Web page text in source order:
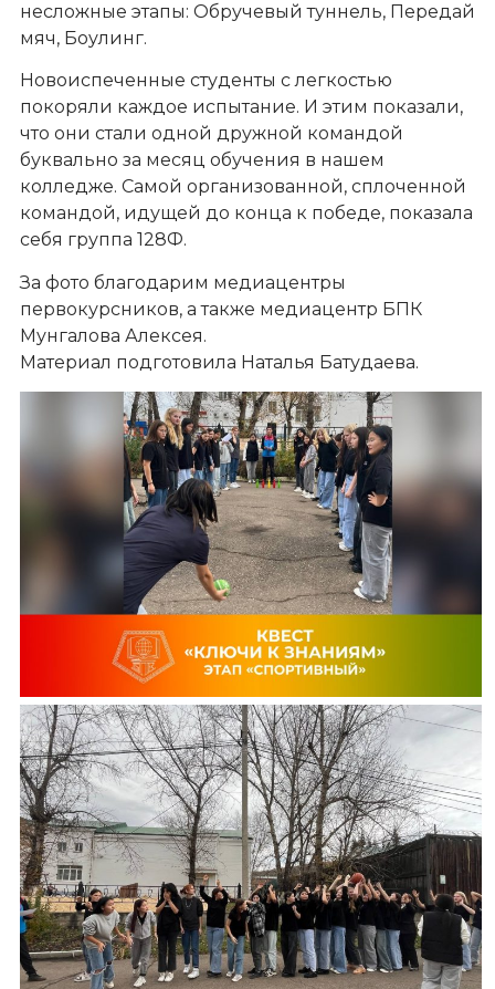
несложные этапы: Обручевый туннель, Передай
мяч, Боулинг.
Новоиспеченные студенты с легкостью
покоряли каждое испытание. И этим показали,
что они стали одной дружной командой
буквально за месяц обучения в нашем
колледже. Самой организованной, сплоченной
командой, идущей до конца к победе, показала
себя группа 128Ф.
За фото благодарим медиацентры
первокурсников, а также медиацентр БПК
Мунгалова Алексея.
Материал подготовила Наталья Батудаева.